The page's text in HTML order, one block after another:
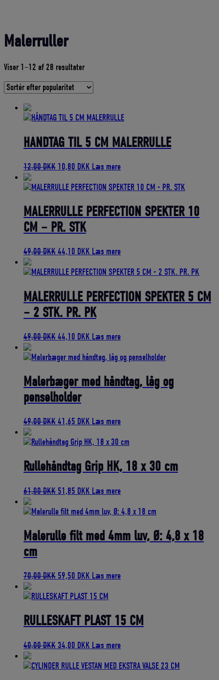
Malerruller
Viser 1–12 af 28 resultaterSorteret
gennemsnitlig
HÅNDTAG TIL 5 CM MALERRULLE
12,00DKK Den
pris
12,00 DKK.
10,80 DKK Den
pris
10,80 DKK.
Læs mere
MALERRULLE PERFECTION SPEKTER 10
CM – PR. STK
49,00DKKDen
pris
49,00 DKK.
44,10 DKK Den
pris
44,10 DKK.
Læs mere
MALERRULLE PERFECTION SPEKTER 5 CM
– 2 STK. PR. PK
49,00DKKDen
pris
49,00 DKK.
44,10 DKK Den
pris
44,10 DKK.
Læs mere
Malerbæger med håndtag, låg og
penselholder
49,00DKKDen
pris
49,00 DKK.
41,65 DKK Den
pris
41,65 DKK.
Læs mere
Rullehåndtag Grip HK, 18 x 30 cm
61,00DKK Den
pris
61,00 DKK.
51,85 DKK Den
pris
51,85 DKK.
Læs mere
Malerulle filt med 4mm luv, Ø: 4,8 x 18
cm
70,00DKK Den
pris
70,00 DKK.
59,50 DKK Den
pris
59,50 DKK.
Læs mere
RULLESKAFT PLAST 15 CM
40,00DKK Den
pris
34,00 DKK Den
pris
Læs mere